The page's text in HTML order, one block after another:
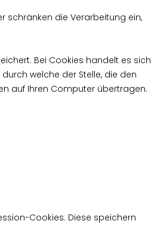
schränken die Verarbeitung ein,
Bei Cookies handelt es sich
welche der Stelle, die den
auf Ihren Computer übertragen.
Cookies. Diese speichern